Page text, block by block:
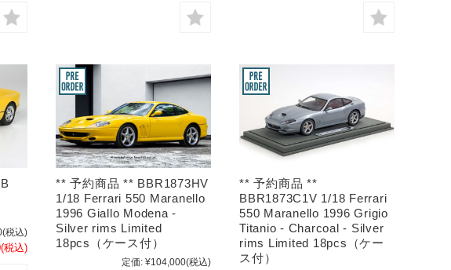
(税込)
(税込)
** 予約商品 ** BBR1873HV
1/18 Ferrari 550 Maranello
1996 Giallo Modena -
Silver rims Limited
18pcs（ケース付）
定価: ¥104,000(税込)
** 予約商品 **
BBR1873C1V 1/18 Ferrari
550 Maranello 1996 Grigio
Titanio - Charcoal - Silver
rims Limited 18pcs（ケー
ス付）